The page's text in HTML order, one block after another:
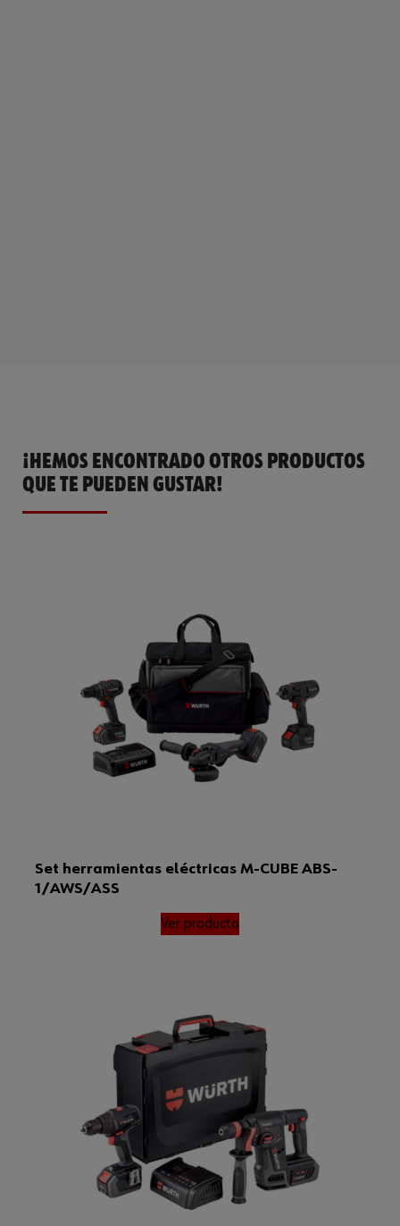
¡HEMOS ENCONTRADO OTROS PRODUCTOS
QUE TE PUEDEN GUSTAR!
Set herramientas eléctricas M-CUBE ABS-
1/AWS/ASS
Ver producto